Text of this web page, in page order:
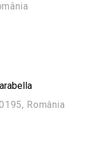
România